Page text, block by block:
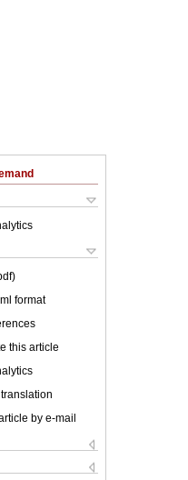
format
this article
by e-mail